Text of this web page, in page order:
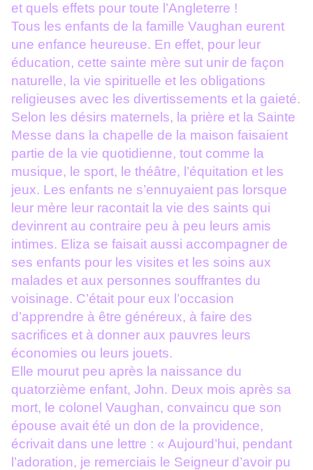
et quels effets pour toute l’Angleterre !
Tous les enfants de la famille Vaughan eurent
une enfance heureuse. En effet, pour leur
éducation, cette sainte mère sut unir de façon
naturelle, la vie spirituelle et les obligations
religieuses avec les divertissements et la gaieté.
Selon les désirs maternels, la prière et la Sainte
Messe dans la chapelle de la maison faisaient
partie de la vie quotidienne, tout comme la
musique, le sport, le théâtre, l’équitation et les
jeux. Les enfants ne s’ennuyaient pas lorsque
leur mère leur racontait la vie des saints qui
devinrent au contraire peu à peu leurs amis
intimes. Eliza se faisait aussi accompagner de
ses enfants pour les visites et les soins aux
malades et aux personnes souffrantes du
voisinage. C’était pour eux l’occasion
d’apprendre à être généreux, à faire des
sacrifices et à donner aux pauvres leurs
économies ou leurs jouets.
Elle mourut peu après la naissance du
quatorzième enfant, John. Deux mois après sa
mort, le colonel Vaughan, convaincu que son
épouse avait été un don de la providence,
écrivait dans une lettre : « Aujourd’hui, pendant
l’adoration, je remerciais le Seigneur d’avoir pu